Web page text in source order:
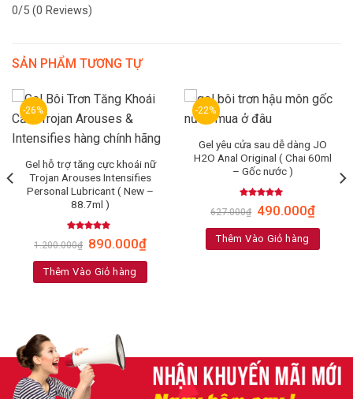
0/5 (0 Reviews)
SẢN PHẨM TƯƠNG TỰ
-26%
Gel hỗ trợ tăng cực khoái nữ
Trojan Arouses Intensifies
Personal Lubricant ( New –
88.7ml )
Rated5.00
out of 5
1.200.000₫ 890.000₫
Thêm Vào Giỏ hàng
-22%
Gel yêu cửa sau dễ dàng JO
H2O Anal Original ( Chai 60ml
– Gốc nước )
Rated 5.00
out of 5
627.000₫ 490.000₫
Thêm Vào Giỏ hàng